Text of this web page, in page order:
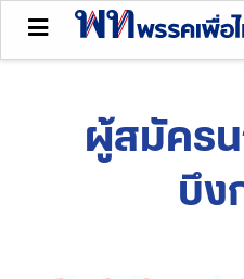
ผู้สมัคร
บึง